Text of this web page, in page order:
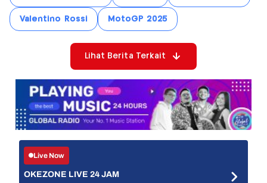
Valentino Rossi MotoGP 2025
Lihat Berita Terkait
Live Now
OKEZONE LIVE 24 JAM